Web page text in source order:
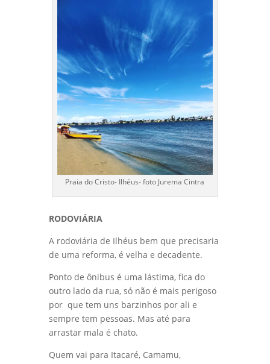
Praia do Cristo- Ilhéus- foto Jurema Cintra
RODOVIÁRIA
A rodoviária de Ilhéus bem que precisaria
de uma reforma, é velha e decadente.
Ponto de ônibus é uma lástima, fica do
outro lado da rua, só não é mais perigoso
por que tem uns barzinhos por ali e
sempre tem pessoas. Mas até para
arrastar mala é chato.
Quem vai para Itacaré, Camamu,